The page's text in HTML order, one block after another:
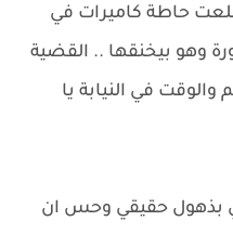
حاطة كاميرات في
وهو بيخنقها .. القضية
في النيابة يا
بذهول حقيقي وحس ان